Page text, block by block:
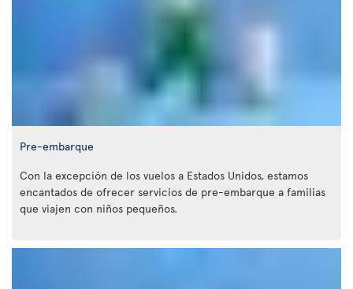
Pre-embarque
Con la excepción de los vuelos a Estados Unidos, estamos
encantados de ofrecer servicios de pre-embarque a familias
que viajen con niños pequeños.